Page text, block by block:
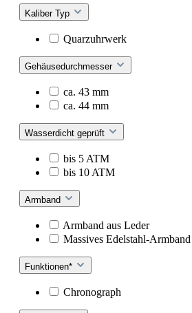
Kaliber Typ
Quarzuhrwerk
Gehäusedurchmesser
ca. 43 mm
ca. 44 mm
Wasserdicht geprüft
bis 5 ATM
bis 10 ATM
Armband
Armband aus Leder
Massives Edelstahl-Armband
Funktionen*
Chronograph